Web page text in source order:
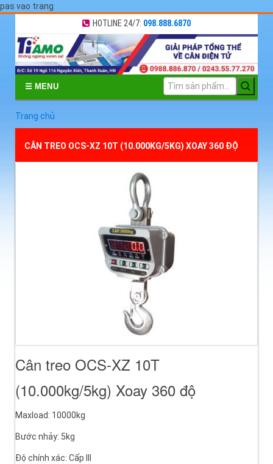
pas vao trang
HOTLINE 24/7: 098.888.6870
☰ MENU
Trang chủ
CÂN TREO OCS-XZ 10T (10.000KG/5KG) XOAY 360 ĐỘ
Cân treo OCS-XZ 10T
(10.000kg/5kg) Xoay 360 độ
Maxload: 10000kg
Bước nhảy: 5kg
Độ chính xác: Cấp III